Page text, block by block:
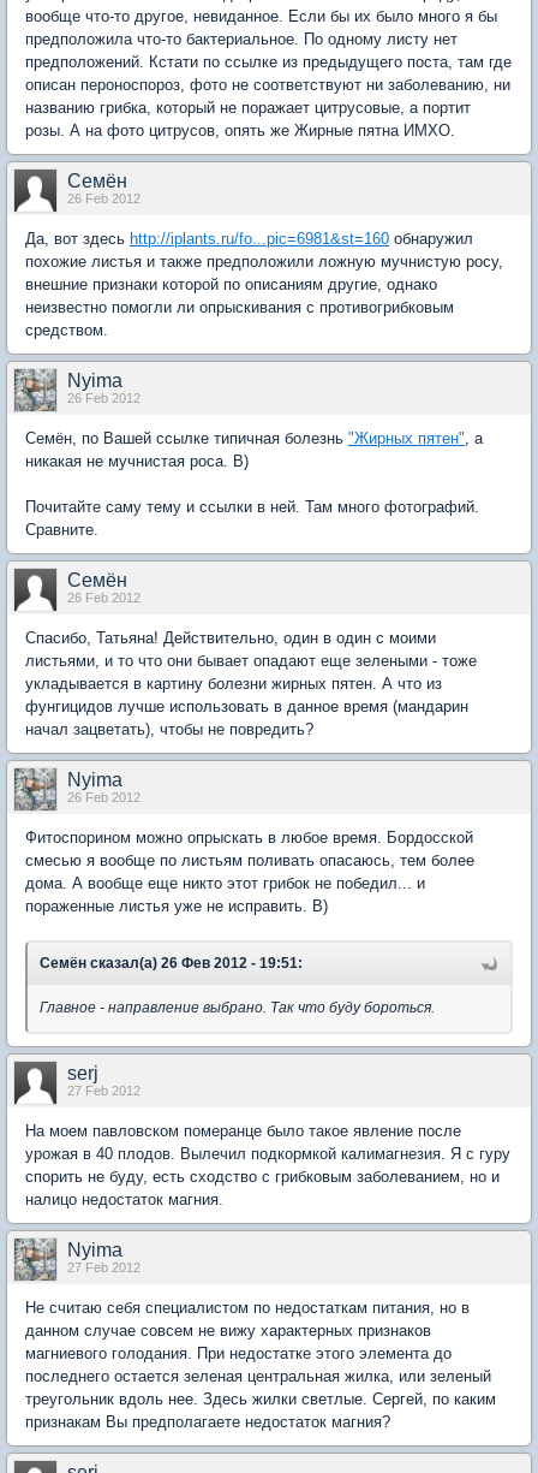
вообще что-то другое, невиданное. Если бы их было много я бы
предположила что-то бактериальное. По одному листу нет
предположений. Кстати по ссылке из предыдущего поста, там где
описан пероноспороз, фото не соответствуют ни заболеванию, ни
названию грибка, который не поражает цитрусовые, а портит
розы. А на фото цитрусов, опять же Жирные пятна ИМХО.
Семён
26 Feb 2012
Да, вот здесь http://iplants.ru/fo...pic=6981&st=160 обнаружил
похожие листья и также предположили ложную мучнистую росу,
внешние признаки которой по описаниям другие, однако
неизвестно помогли ли опрыскивания с противогрибковым
средством.
Nyima
26 Feb 2012
Семён, по Вашей ссылке типичная болезнь "Жирных пятен", а
никакая не мучнистая роса. B)
Почитайте саму тему и ссылки в ней. Там много фотографий.
Сравните.
Семён
26 Feb 2012
Спасибо, Татьяна! Действительно, один в один с моими
листьями, и то что они бывает опадают еще зелеными - тоже
укладывается в картину болезни жирных пятен. А что из
фунгицидов лучше использовать в данное время (мандарин
начал зацветать), чтобы не повредить?
Nyima
26 Feb 2012
Фитоспорином можно опрыскать в любое время. Бордосской
смесью я вообще по листьям поливать опасаюсь, тем более
дома. А вообще еще никто этот грибок не победил... и
пораженные листья уже не исправить. B)
Семён сказал(а) 26 Фев 2012 - 19:51:
Главное - направление выбрано. Так что буду бороться.
serj
27 Feb 2012
На моем павловском померанце было такое явление после
урожая в 40 плодов. Вылечил подкормкой калимагнезия. Я с гуру
спорить не буду, есть сходство с грибковым заболеванием, но и
налицо недостаток магния.
Nyima
27 Feb 2012
Не считаю себя специалистом по недостаткам питания, но в
данном случае совсем не вижу характерных признаков
магниевого голодания. При недостатке этого элемента до
последнего остается зеленая центральная жилка, или зеленый
треугольник вдоль нее. Здесь жилки светлые. Сергей, по каким
признакам Вы предполагаете недостаток магния?